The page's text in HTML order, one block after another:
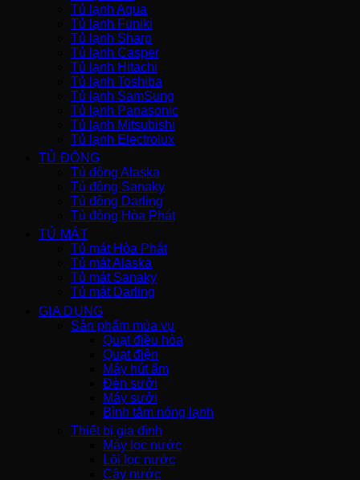
Tủ lạnh Aqua
Tủ lạnh Funiki
Tủ lạnh Sharp
Tủ lạnh Casper
Tủ lạnh Hitachi
Tủ lạnh Toshiba
Tủ lạnh SamSung
Tủ lạnh Panasonic
Tủ lạnh Mitsubishi
Tủ lạnh Electrolux
TỦ ĐÔNG
Tủ đông Alaska
Tủ đông Sanaky
Tủ đông Darling
Tủ đông Hòa Phát
TỦ MÁT
Tủ mát Hòa Phát
Tủ mát Alaska
Tủ mát Sanaky
Tủ mát Darling
GIA DỤNG
Sản phẩm mùa vụ
Quạt điều hòa
Quạt điện
Máy hút ẩm
Đèn sưởi
Máy sưởi
Bình tắm nóng lạnh
Thiết bị gia đình
Máy lọc nước
Lõi lọc nước
Cây nước